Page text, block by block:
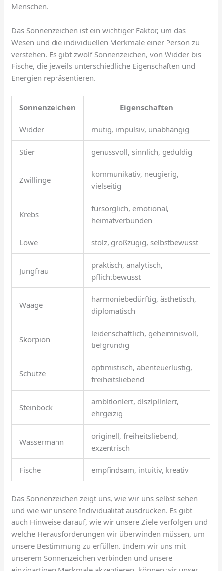
Menschen.
Das Sonnenzeichen ist ein wichtiger Faktor, um das
Wesen und die individuellen Merkmale einer Person zu
verstehen. Es gibt zwölf Sonnenzeichen, von Widder bis
Fische, die jeweils unterschiedliche Eigenschaften und
Energien repräsentieren.
Sonnenzeichen Eigenschaften
Widder mutig, impulsiv, unabhängig
Stier genussvoll, sinnlich, geduldig
Zwillinge
kommunikativ, neugierig,
vielseitig
Krebs
fürsorglich, emotional,
heimatverbunden
Löwe stolz, großzügig, selbstbewusst
Jungfrau
praktisch, analytisch,
pflichtbewusst
Waage
harmoniebedürftig, ästhetisch,
diplomatisch
Skorpion
leidenschaftlich, geheimnisvoll,
tiefgründig
Schütze
optimistisch, abenteuerlustig,
freiheitsliebend
Steinbock
ambitioniert, diszipliniert,
ehrgeizig
Wassermann
originell, freiheitsliebend,
exzentrisch
Fische empfindsam, intuitiv, kreativ
Das Sonnenzeichen zeigt uns, wie wir uns selbst sehen
und wie wir unsere Individualität ausdrücken. Es gibt
auch Hinweise darauf, wie wir unsere Ziele verfolgen und
welche Herausforderungen wir überwinden müssen, um
unsere Bestimmung zu erfüllen. Indem wir uns mit
unserem Sonnenzeichen verbinden und unsere